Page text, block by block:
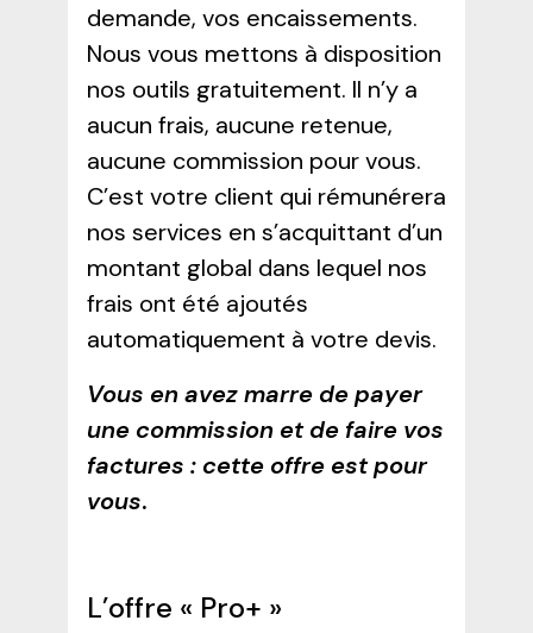
demande, vos encaissements.
Nous vous mettons à disposition
nos outils gratuitement. Il n’y a
aucun frais, aucune retenue,
aucune commission pour vous.
C’est votre client qui rémunérera
nos services en s’acquittant d’un
montant global dans lequel nos
frais ont été ajoutés
automatiquement à votre devis.
Vous en avez marre de payer
une commission et de faire vos
factures : cette offre est pour
vous.
L’offre « Pro+ »